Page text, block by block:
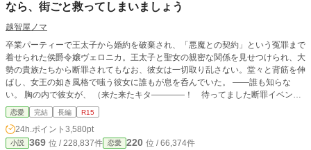
なら、街ごと救ってしまいましょう
越智屋ノマ
卒業パーティーで王太子から婚約を破棄され、「悪魔との契約」という冤罪まで
着せられた侯爵令嬢ヴェロニカ。王太子と聖女の親密な関係を見せつけられ、大
勢の貴族たちから断罪されてもなお、彼女は一切取り乱さない。堂々と背筋を伸
ばし、女王の如き風格で嗤う彼女に誰もが息を呑んでいた。 ――誰も知らな
い。 胸の内で彼女が、 （来た来たキタ――――！ 待ってました断罪イベント
ぉお！ 多対一の断罪シチュで悪女の笑みとか尊み限界突破で全オレが泣いたぁ
――！！） などと歓喜し、脳汁を噴き散らかしていたことなど。 前世は平凡な
日本人。 空気を読んで生きるあまり、あわれな社畜で終わってしまった。でも
本当は、悪役キャラをこよなく愛する「隠れオタク」だったのだ。 そして今世
恋愛 完結 長編 R15
24h.ポイント 3,580pt
小説 369 位 / 228,837件 恋愛 220 位 / 66,374件